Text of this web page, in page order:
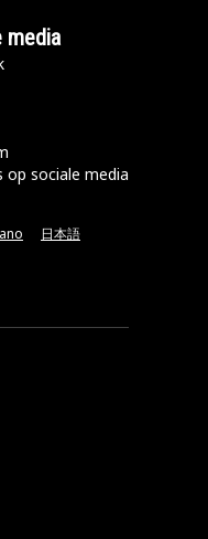
media
op sociale media
日本語